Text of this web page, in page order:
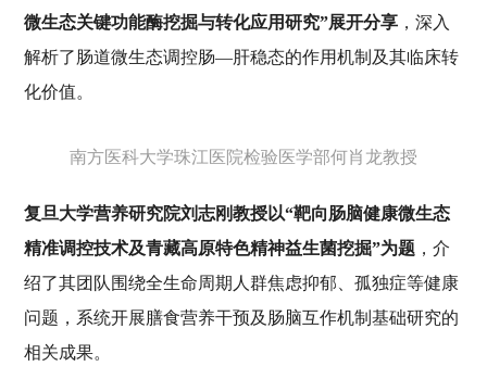
微生态关键功能酶挖掘与转化应用研究”展开分享，深入
解析了肠道微生态调控肠—肝稳态的作用机制及其临床转
化价值。
南方医科大学珠江医院检验医学部何肖龙教授
复旦大学营养研究院刘志刚教授以“靶向肠脑健康微生态
精准调控技术及青藏高原特色精神益生菌挖掘”为题，介
绍了其团队围绕全生命周期人群焦虑抑郁、孤独症等健康
问题，系统开展膳食营养干预及肠脑互作机制基础研究的
相关成果。